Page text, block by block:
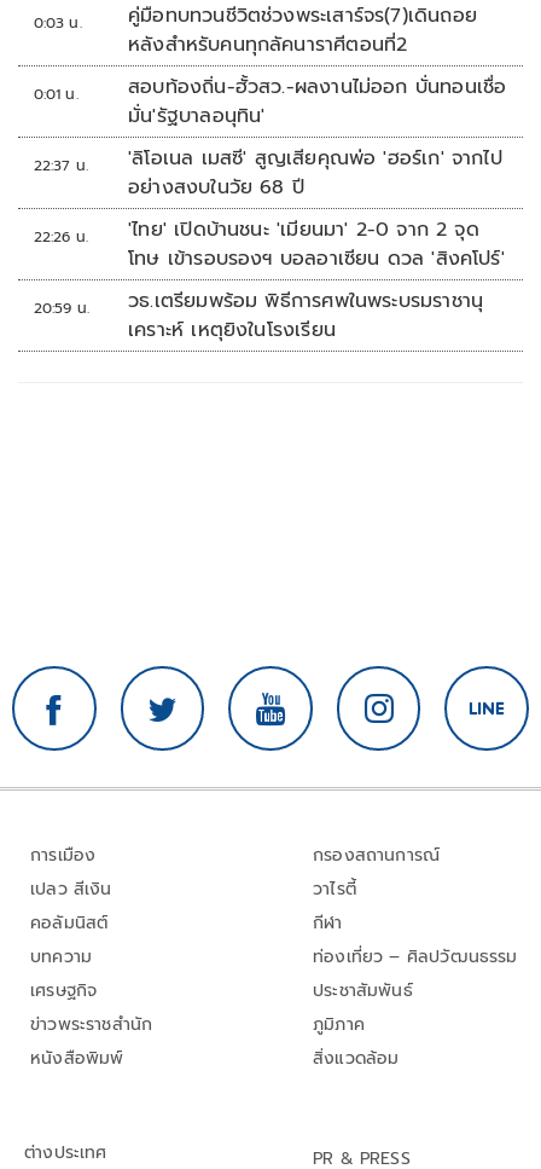
0:03 น.
คู่มือทบทวนชีวิตช่วงพระเสาร์จร(7)เดินถอย
หลังสำหรับคนทุกลัคนาราศีตอนที่2
0:01 น.
สอบท้องถิ่น-ฮั้วสว.-ผลงานไม่ออก บั่นทอนเชื่อ
มั่น'รัฐบาลอนุทิน'
22:37 น.
'ลิโอเนล เมสซี' สูญเสียคุณพ่อ 'ฮอร์เก' จากไป
อย่างสงบในวัย 68 ปี
22:26 น.
'ไทย' เปิดบ้านชนะ 'เมียนมา' 2-0 จาก 2 จุด
โทษ เข้ารอบรองฯ บอลอาเซียน ดวล 'สิงคโปร์'
20:59 น.
วธ.เตรียมพร้อม พิธีการศพในพระบรมราชานุ
เคราะห์ เหตุยิงในโรงเรียน
การเมือง
เปลว สีเงิน
คอลัมนิสต์
บทความ
เศรษฐกิจ
ข่าวพระราชสำนัก
หนังสือพิมพ์
กรองสถานการณ์
วาไรตี้
กีฬา
ท่องเที่ยว – ศิลปวัฒนธรรม
ประชาสัมพันธ์
ภูมิภาค
สิ่งแวดล้อม
ต่างประเทศ PR & PRESS